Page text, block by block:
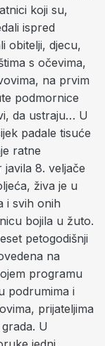
koji su,
ispred
obitelji, djecu,
s očevima,
na prvim
podmornice
da ustraju… U
padale tisuće
ratne
8. veljače
živa je u
i svih onih
bojila u žuto.
petogodišnji
na
programu
podrumima i
prijateljima
U